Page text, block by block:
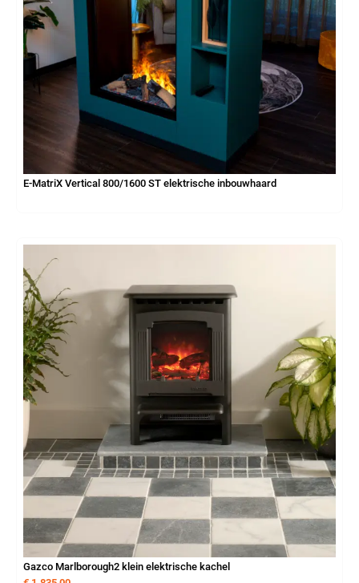
E-MatriX Vertical 800/1600 ST elektrische inbouwhaard
Gazco Marlborough2 klein elektrische kachel